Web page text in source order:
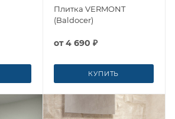
Плитка VERMONT
(Baldocer)
от4 690 ₽
КУПИТЬ